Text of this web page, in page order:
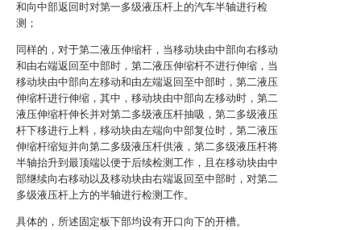
和向中部返回时对第一多级液压杆上的汽车半轴进行检
测；
同样的，对于第二液压伸缩杆，当移动块由中部向右移动
和由右端返回至中部时，第二液压伸缩杆不进行伸缩，当
移动块由中部向左移动和由左端返回至中部时，第二液压
伸缩杆进行伸缩，其中，移动块由中部向左移动时，第二
液压伸缩杆伸长并对第二多级液压杆抽吸，第二多级液压
杆下移进行上料，移动块由左端向中部复位时，第二液压
伸缩杆缩短并向第二多级液压杆供液，第二多级液压杆将
半轴抬升到最顶端以便于后续检测工作，且在移动块由中
部继续向右移动以及移动块由右端返回至中部时，对第二
多级液压杆上方的半轴进行检测工作。
具体的，所述固定板下部均设有开口向下的开槽。